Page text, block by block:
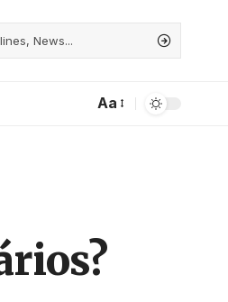
Aa